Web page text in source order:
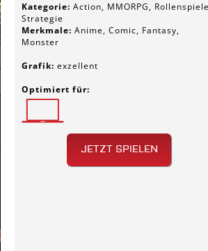
Kategorie: Action, MMORPG,
Strategie
Merkmale: Anime, Comic, Fantasy,
Monster
Grafik: exzellent
Optimiert für:
JETZT SPIELEN